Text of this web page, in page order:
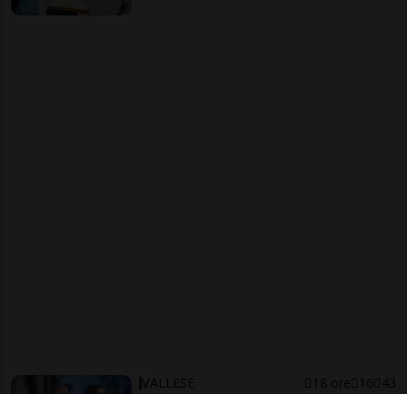
VALLESE 18 ore 16 43